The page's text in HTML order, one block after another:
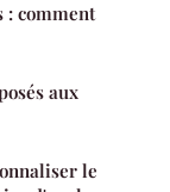
: comment
aux
le